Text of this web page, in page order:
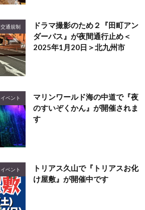
交通規制
ドラマ撮影のため２『田町アン
ダーパス』が夜間通行止め＜
2025年1月20日＞北九州市
イベント
マリンワールド海の中道で『夜
のすいぞくかん』が開催されま
す
イベント
トリアス久山で『トリアスお化
け屋敷』が開催中です